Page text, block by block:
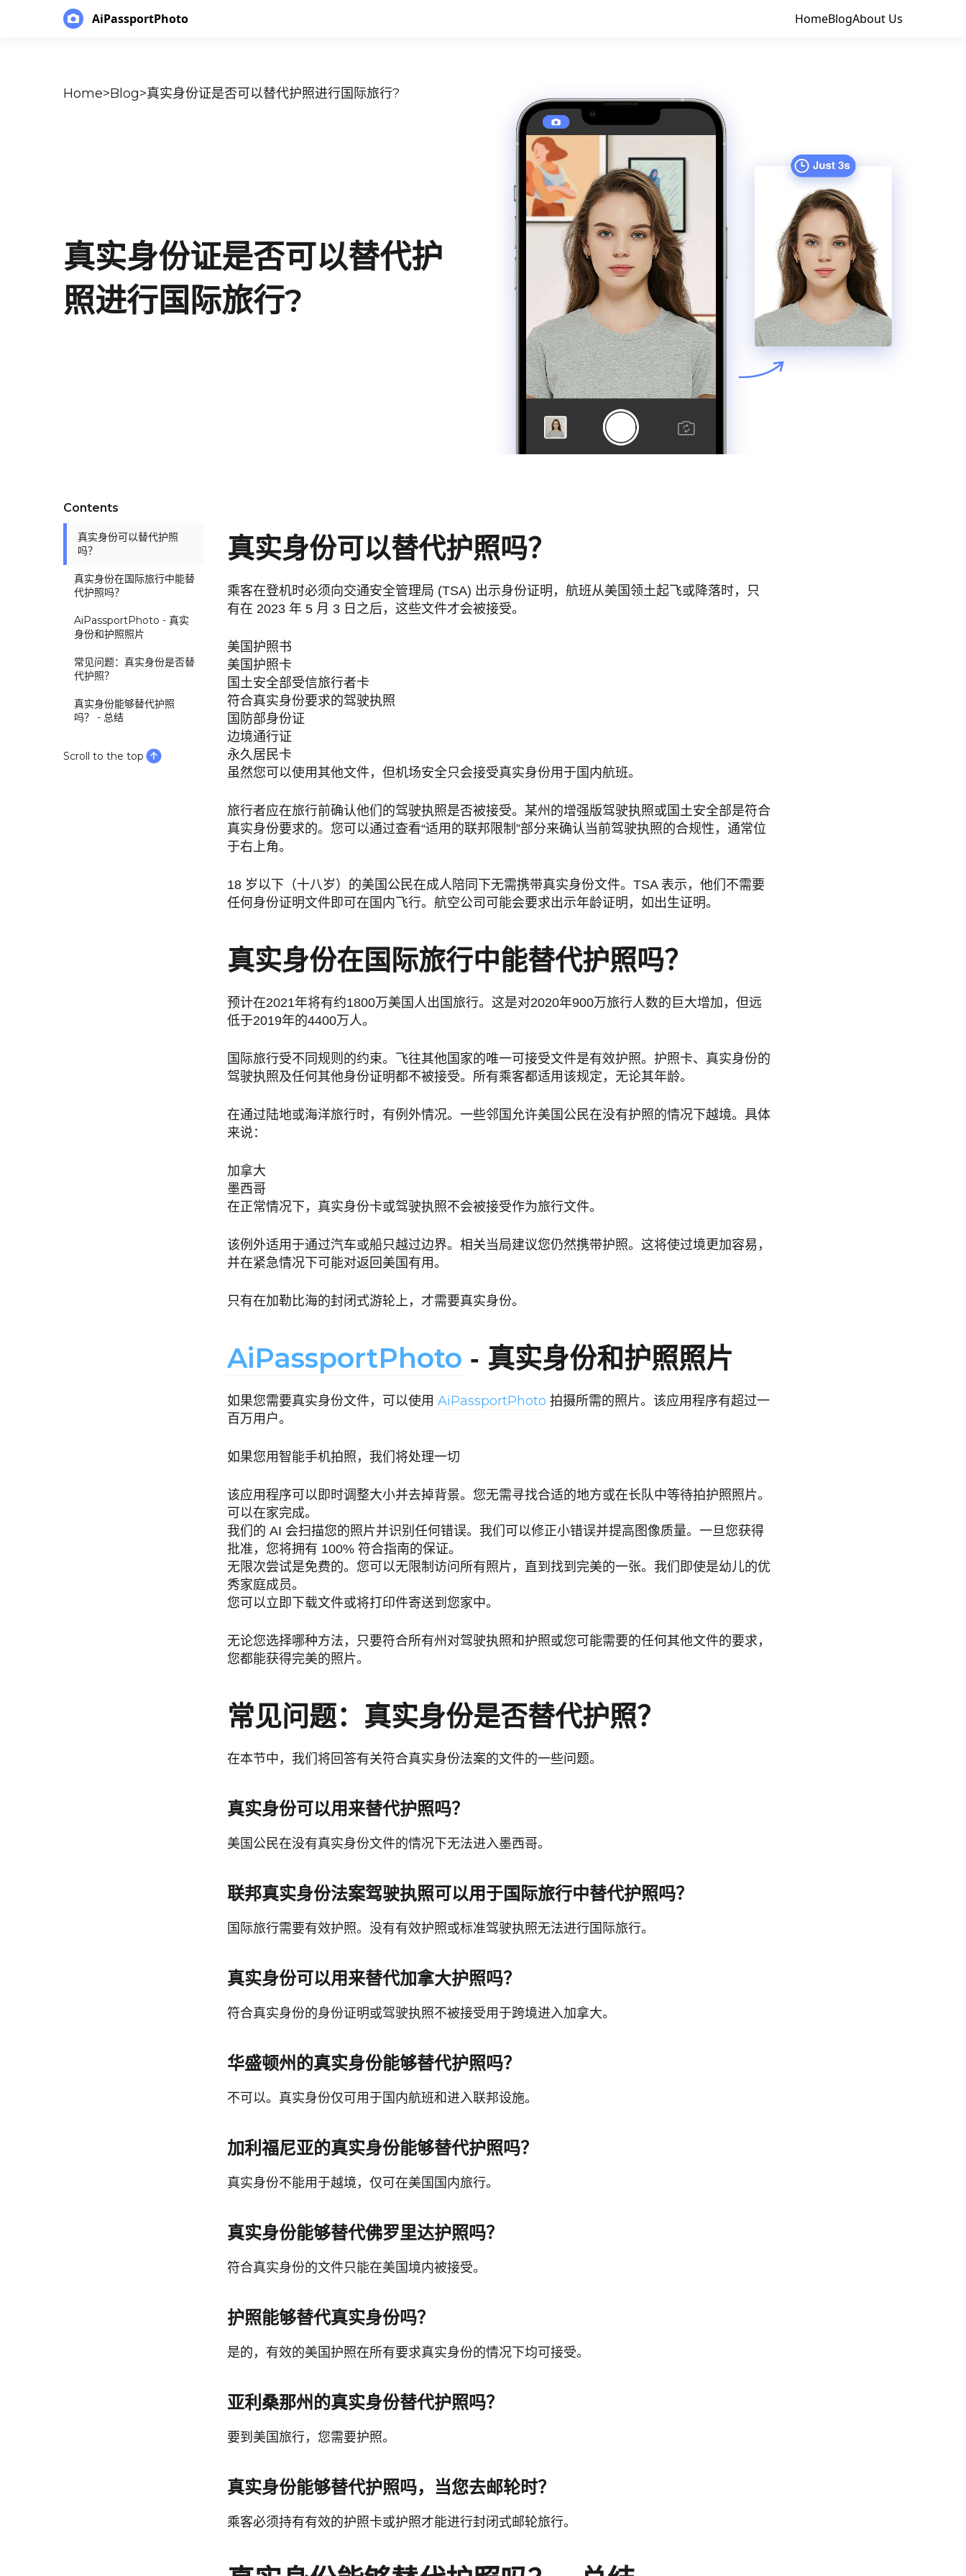
AiPassportPhoto HomeBlogAbout Us
Home>Blog>真实身份证是否可以替代护照进行国际旅行?
真实身份证是否可以替代护
照进行国际旅行?
Contents
真实身份可以替代护照
吗？
真实身份在国际旅行中能替
代护照吗？
AiPassportPhoto - 真实
身份和护照照片
常见问题：真实身份是否替
代护照？
真实身份能够替代护照
吗？ - 总结
Scroll to the top
真实身份可以替代护照吗？
乘客在登机时必须向交通安全管理局 (TSA) 出示身份证明，航班从美国领土起飞或降落时，只
有在 2023 年 5 月 3 日之后，这些文件才会被接受。
美国护照书
美国护照卡
国土安全部受信旅行者卡
符合真实身份要求的驾驶执照
国防部身份证
边境通行证
永久居民卡
虽然您可以使用其他文件，但机场安全只会接受真实身份用于国内航班。
旅行者应在旅行前确认他们的驾驶执照是否被接受。某州的增强版驾驶执照或国土安全部是符合
真实身份要求的。您可以通过查看“适用的联邦限制”部分来确认当前驾驶执照的合规性，通常位
于右上角。
18 岁以下（十八岁）的美国公民在成人陪同下无需携带真实身份文件。TSA 表示，他们不需要
任何身份证明文件即可在国内飞行。航空公司可能会要求出示年龄证明，如出生证明。
真实身份在国际旅行中能替代护照吗？
预计在2021年将有约1800万美国人出国旅行。这是对2020年900万旅行人数的巨大增加，但远
低于2019年的4400万人。
国际旅行受不同规则的约束。飞往其他国家的唯一可接受文件是有效护照。护照卡、真实身份的
驾驶执照及任何其他身份证明都不被接受。所有乘客都适用该规定，无论其年龄。
在通过陆地或海洋旅行时，有例外情况。一些邻国允许美国公民在没有护照的情况下越境。具体
来说：
加拿大
墨西哥
在正常情况下，真实身份卡或驾驶执照不会被接受作为旅行文件。
该例外适用于通过汽车或船只越过边界。相关当局建议您仍然携带护照。这将使过境更加容易，
并在紧急情况下可能对返回美国有用。
只有在加勒比海的封闭式游轮上，才需要真实身份。
AiPassportPhoto - 真实身份和护照照片
如果您需要真实身份文件，可以使用AiPassportPhoto 拍摄所需的照片。该应用程序有超过一
百万用户。
如果您用智能手机拍照，我们将处理一切
该应用程序可以即时调整大小并去掉背景。您无需寻找合适的地方或在长队中等待拍护照照片。
可以在家完成。
我们的 AI 会扫描您的照片并识别任何错误。我们可以修正小错误并提高图像质量。一旦您获得
批准，您将拥有 100% 符合指南的保证。
无限次尝试是免费的。您可以无限制访问所有照片，直到找到完美的一张。我们即使是幼儿的优
秀家庭成员。
您可以立即下载文件或将打印件寄送到您家中。
无论您选择哪种方法，只要符合所有州对驾驶执照和护照或您可能需要的任何其他文件的要求，
您都能获得完美的照片。
常见问题：真实身份是否替代护照？
在本节中，我们将回答有关符合真实身份法案的文件的一些问题。
真实身份可以用来替代护照吗？
美国公民在没有真实身份文件的情况下无法进入墨西哥。
联邦真实身份法案驾驶执照可以用于国际旅行中替代护照吗？
国际旅行需要有效护照。没有有效护照或标准驾驶执照无法进行国际旅行。
真实身份可以用来替代加拿大护照吗？
符合真实身份的身份证明或驾驶执照不被接受用于跨境进入加拿大。
华盛顿州的真实身份能够替代护照吗？
不可以。真实身份仅可用于国内航班和进入联邦设施。
加利福尼亚的真实身份能够替代护照吗？
真实身份不能用于越境，仅可在美国国内旅行。
真实身份能够替代佛罗里达护照吗？
符合真实身份的文件只能在美国境内被接受。
护照能够替代真实身份吗？
是的，有效的美国护照在所有要求真实身份的情况下均可接受。
亚利桑那州的真实身份替代护照吗？
要到美国旅行，您需要护照。
真实身份能够替代护照吗，当您去邮轮时？
乘客必须持有有效的护照卡或护照才能进行封闭式邮轮旅行。